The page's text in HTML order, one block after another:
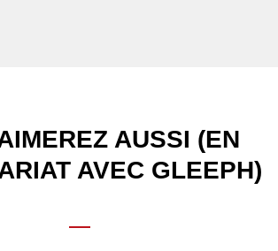
AUSSI (EN
AVEC GLEEPH)